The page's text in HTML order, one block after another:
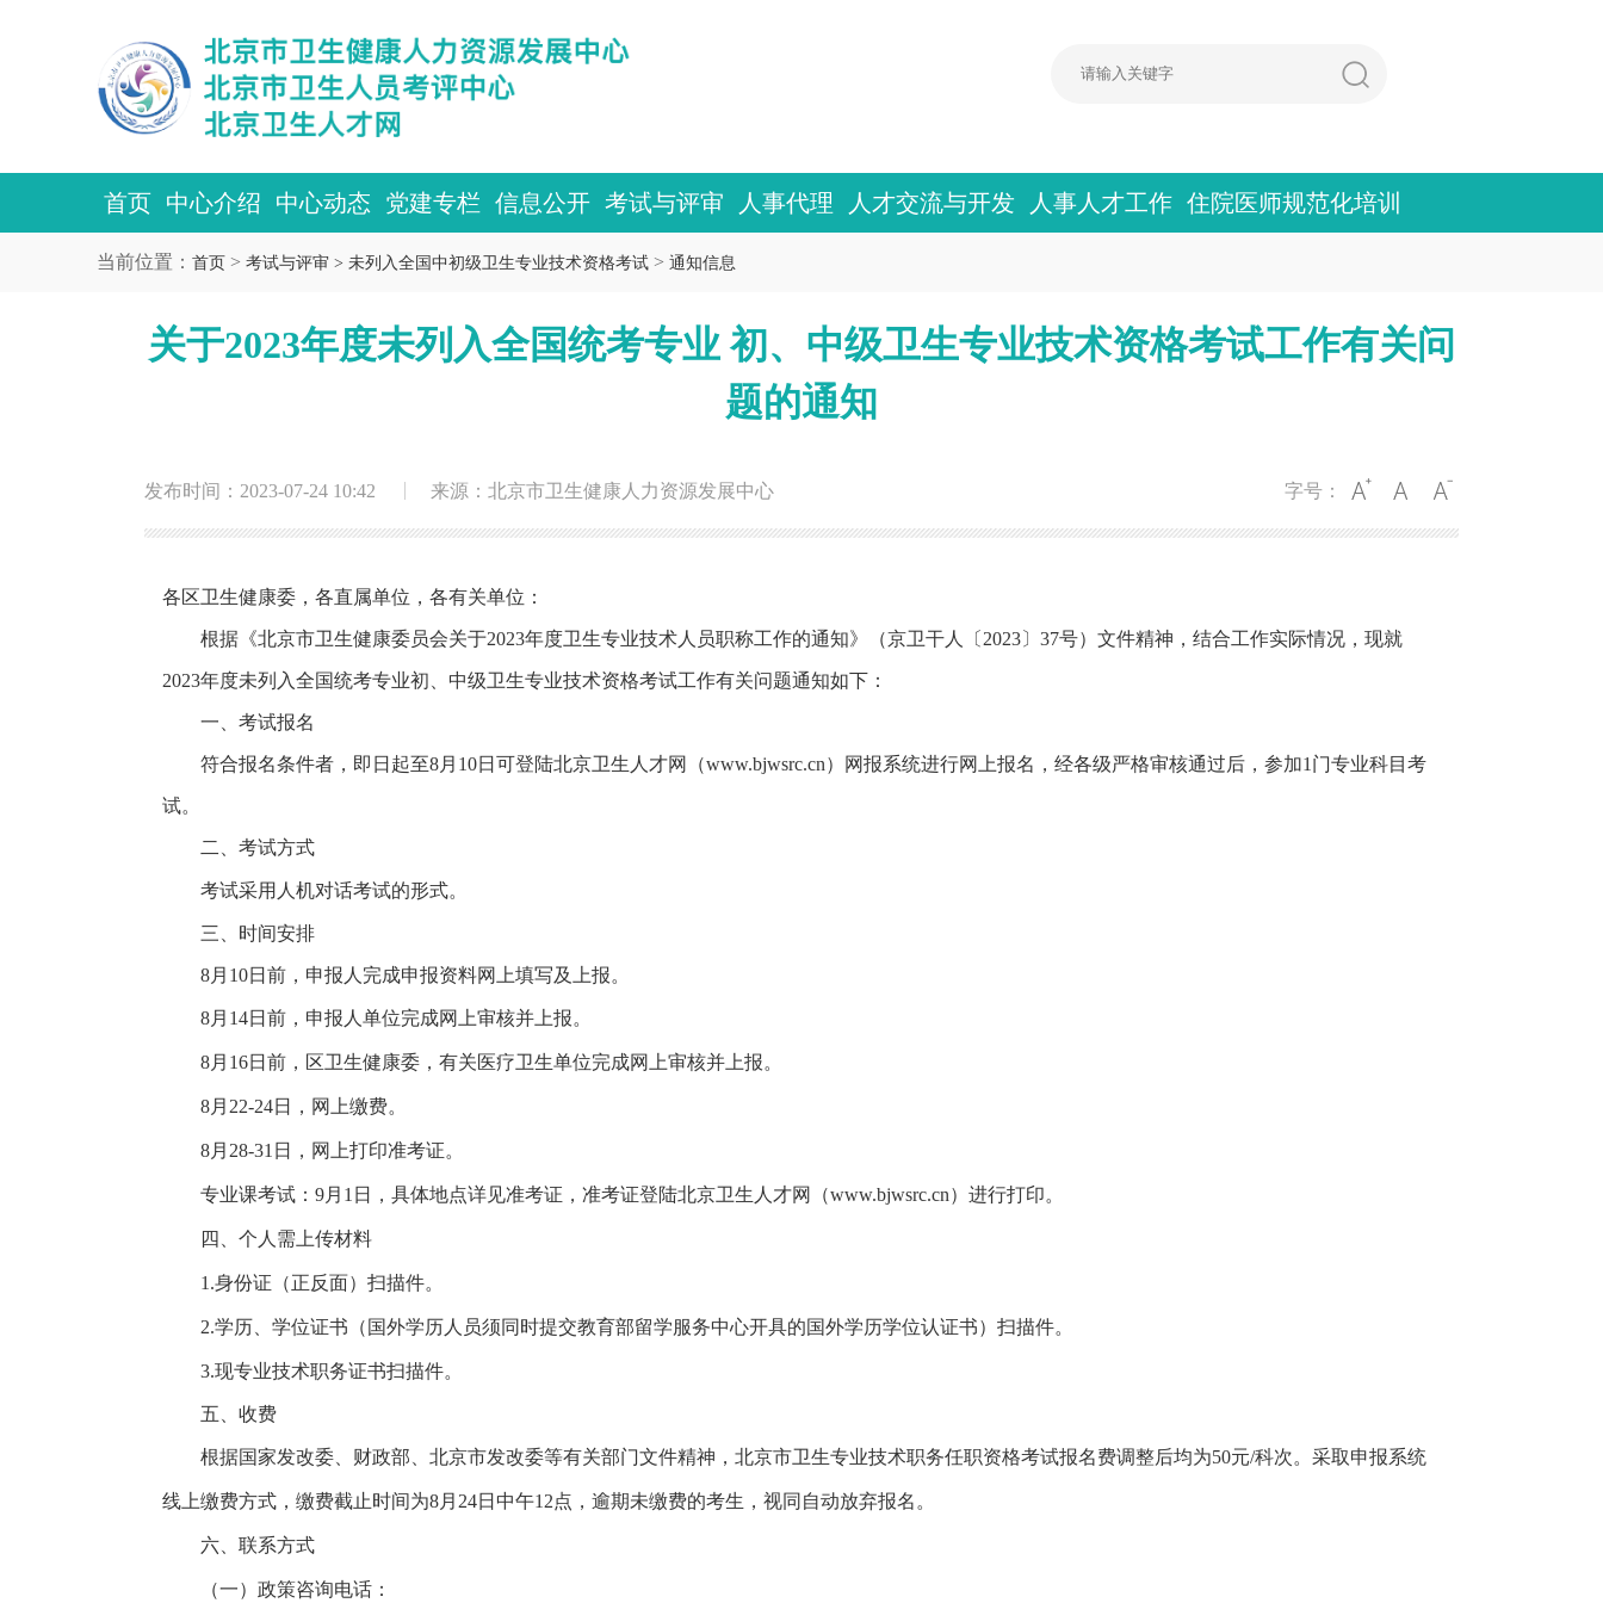
首页 中心介绍 中心动态 党建专栏 信息公开 考试与评审 人事代理 人才交流与开发 人事人才工作 住院医师规范化培训
当前位置： 首页> 考试与评审 > 未列入全国中初级卫生专业技术资格考试> 通知信息
关于2023年度未列入全国统考专业 初、中级卫生专业技术资格考试工作有关问
题的通知
发布时间：2023-07-24 10:42 来源：北京市卫生健康人力资源发展中心 字号：
各区卫生健康委，各直属单位，各有关单位：
根据《北京市卫生健康委员会关于2023年度卫生专业技术人员职称工作的通知》（京卫干人〔2023〕37号）文件精神，结合工作实际情况，现就
2023年度未列入全国统考专业初、中级卫生专业技术资格考试工作有关问题通知如下：
一、考试报名
符合报名条件者，即日起至8月10日可登陆北京卫生人才网（www.bjwsrc.cn）网报系统进行网上报名，经各级严格审核通过后，参加1门专业科目考
试。
二、考试方式
考试采用人机对话考试的形式。
三、时间安排
8月10日前，申报人完成申报资料网上填写及上报。
8月14日前，申报人单位完成网上审核并上报。
8月16日前，区卫生健康委，有关医疗卫生单位完成网上审核并上报。
8月22-24日，网上缴费。
8月28-31日，网上打印准考证。
专业课考试：9月1日，具体地点详见准考证，准考证登陆北京卫生人才网（www.bjwsrc.cn）进行打印。
四、个人需上传材料
1.身份证（正反面）扫描件。
2.学历、学位证书（国外学历人员须同时提交教育部留学服务中心开具的国外学历学位认证书）扫描件。
3.现专业技术职务证书扫描件。
五、收费
根据国家发改委、财政部、北京市发改委等有关部门文件精神，北京市卫生专业技术职务任职资格考试报名费调整后均为50元/科次。采取申报系统
线上缴费方式，缴费截止时间为8月24日中午12点，逾期未缴费的考生，视同自动放弃报名。
六、联系方式
（一）政策咨询电话：